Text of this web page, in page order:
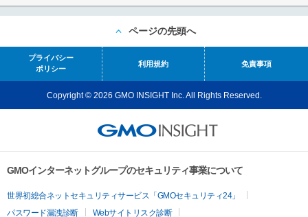
ページの先頭へ
プライバシー
ポリシー
利用規約 免責事項
Copyright © 2026 GMO INSIGHT Inc. All Rights Reserved.
GMOインターネットグループのセキュリティ事業について
世界初総合ネットセキュリティサービス「GMOセキュリティ24」
パスワード漏洩診断
Webサイトリスク診断